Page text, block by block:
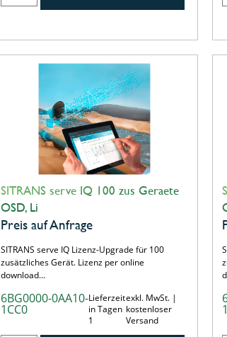
SITRANS serve IQ 100 zus Geraete
OSD, Li
Preis auf Anfrage
SITRANS serve IQ Lizenz-Upgrade für 100
zusätzliches Gerät. Lizenz per online
download…
6BG0000-0AA10-
1CC0
Lieferzeit
in Tagen
1
exkl. MwSt. |
kostenloser
Versand